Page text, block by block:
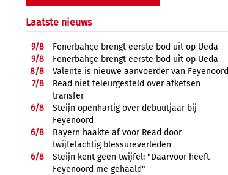
Laatste nieuws
9/8
Fenerbahçe brengt eerste bod uit op Ueda
9/8
Fenerbahçe brengt eerste bod uit op Ueda
8/8
Valente is nieuwe aanvoerder van Feyenoord
7/8
Read niet teleurgesteld over afketsen
transfer
6/8
Steijn openhartig over debuutjaar bij
Feyenoord
6/8
Bayern haakte af voor Read door
twijfelachtig blessureverleden
6/8
Steijn kent geen twijfel: "Daarvoor heeft
Feyenoord me gehaald"